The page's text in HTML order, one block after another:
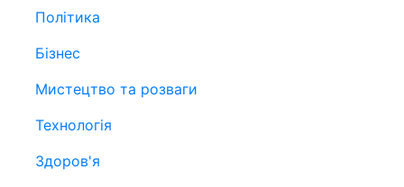
Політика
Бізнес
Мистецтво та розваги
Технологія
Здоров'я